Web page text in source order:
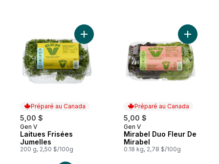
Préparé au Canada
5,00 $
Préparé au Canada
Gen V
Laitues Frisées
Jumelles
200 g, 2,50 $/100g
Ajouter Laitues Frisées Jumelles au panier
Préparé au Canada
5,00 $
Préparé au Canada
Gen V
Mirabel Duo Fleur De
Mirabel
0.18 kg, 2,78 $/100g
Ajouter